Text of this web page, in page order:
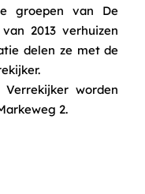
groepen van De
2013 verhuizen
delen ze met de
worden
2.